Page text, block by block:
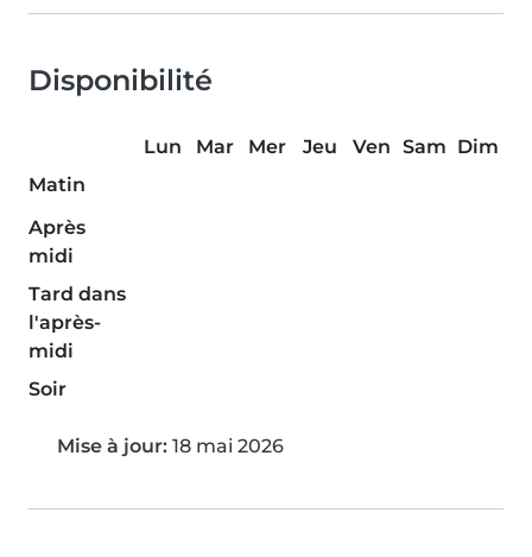
Disponibilité
Lun Mar Mer Jeu Ven Sam Dim
Matin
Après
midi
Tard dans
l'après-
midi
Soir
Mise à jour: 18 mai 2026